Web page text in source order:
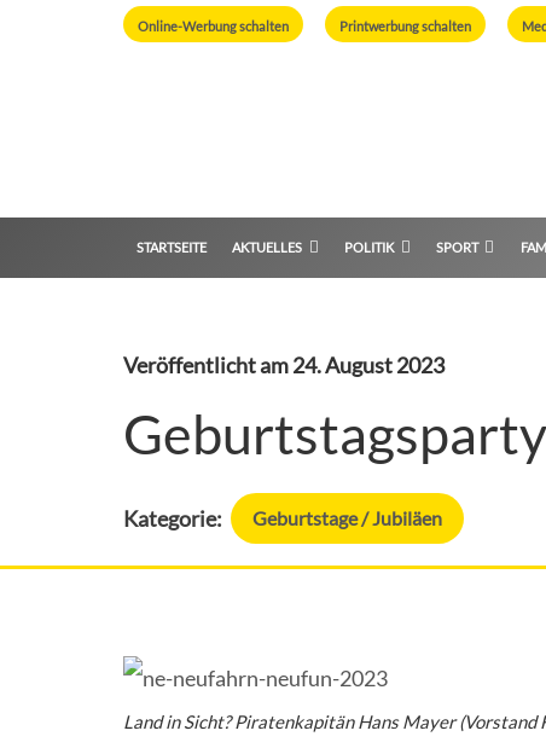
Online-Werbung schalten Printwerbung schalten
STARTSEITE AKTUELLES POLITIK SPORT
Veröffentlicht am24. August 2023
Kategorie: Geburtstage / Jubiläen
Land in Sicht? Piratenkapitän Hans Mayer